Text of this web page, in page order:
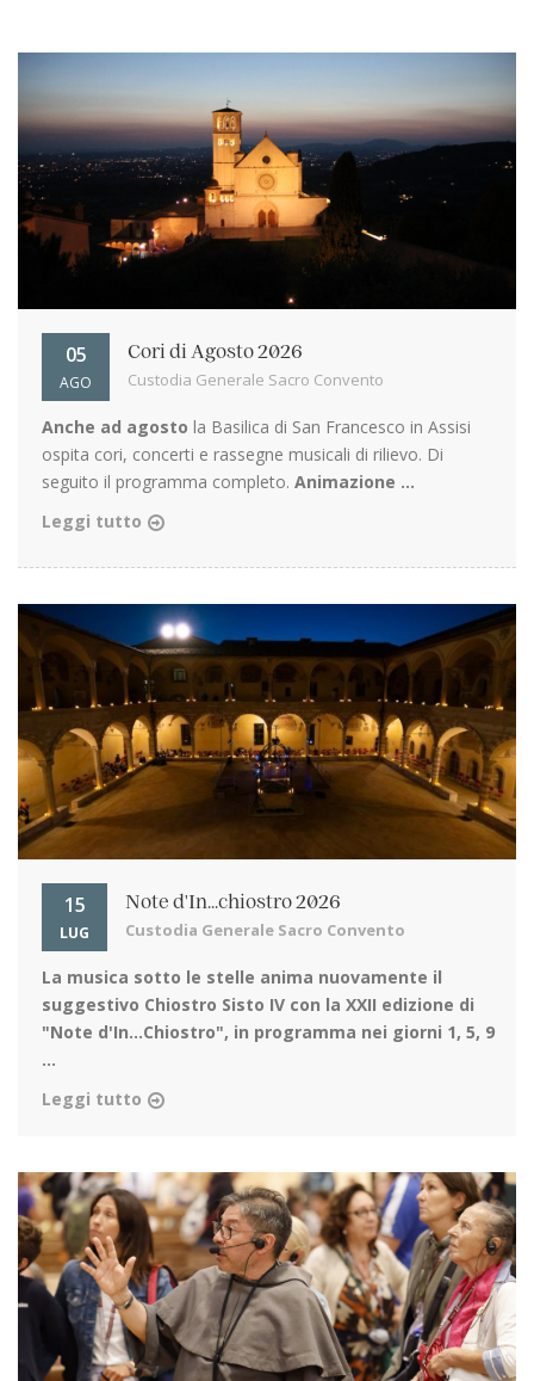
05
AGO
Cori di Agosto 2026
Custodia Generale Sacro Convento
Anche ad agosto la Basilica di San Francesco in Assisi
ospita cori, concerti e rassegne musicali di rilievo. Di
seguito il programma completo. Animazione ...
Leggi tutto
15
LUG
Note d'In...chiostro 2026
Custodia Generale Sacro Convento
La musica sotto le stelle anima nuovamente il
suggestivo Chiostro Sisto IV con la XXII edizione di
"Note d'In…Chiostro", in programma nei giorni 1, 5, 9
...
Leggi tutto